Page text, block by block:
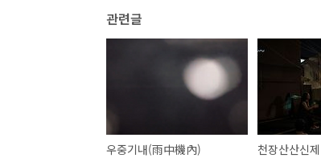
관련글
우중기내(雨中機內)